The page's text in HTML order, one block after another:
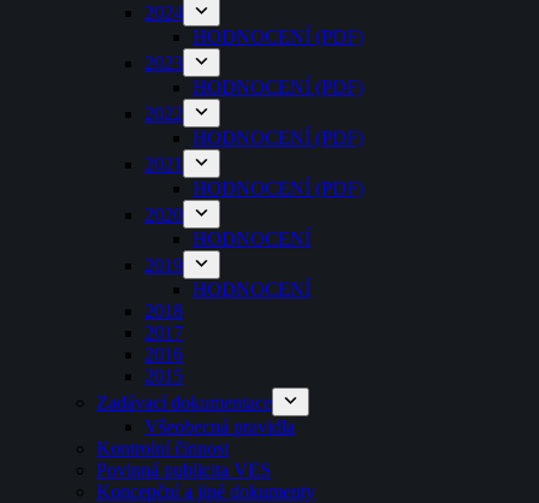
2024
HODNOCENÍ (PDF)
2023
HODNOCENÍ (PDF)
2022
HODNOCENÍ (PDF)
2021
HODNOCENÍ (PDF)
2020
HODNOCENÍ
2019
HODNOCENÍ
2018
2017
2016
2015
Zadávací dokumentace
Všeobecná pravidla
Kontrolní činnost
Povinná publicita VES
Koncepční a jiné dokumenty